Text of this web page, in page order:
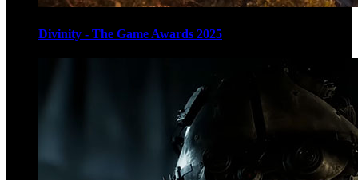
Divinity - The Game Awards 2025